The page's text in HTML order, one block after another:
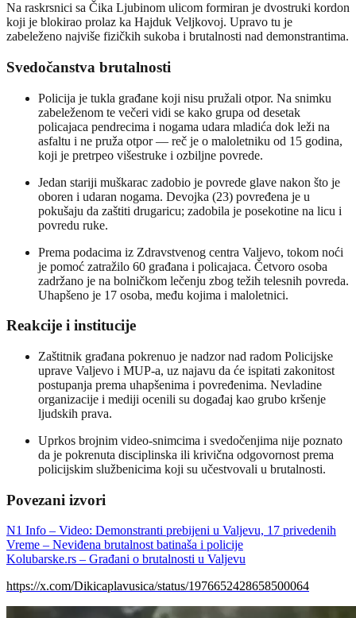
Na raskrsnici sa Čika Ljubinom ulicom formiran je dvostruki kordon
koji je blokirao prolaz ka Hajduk Veljkovoj. Upravo tu je
zabeleženo najviše fizičkih sukoba i brutalnosti nad demonstrantima.
Svedočanstva brutalnosti
Policija je tukla građane koji nisu pružali otpor. Na snimku
zabeleženom te večeri vidi se kako grupa od desetak
policajaca pendrecima i nogama udara mladića dok leži na
asfaltu i ne pruža otpor — reč je o maloletniku od 15 godina,
koji je pretrpeo višestruke i ozbiljne povrede.
Jedan stariji muškarac zadobio je povrede glave nakon što je
oboren i udaran nogama. Devojka (23) povređena je u
pokušaju da zaštiti drugaricu; zadobila je posekotine na licu i
povredu ruke.
Prema podacima iz Zdravstvenog centra Valjevo, tokom noći
je pomoć zatražilo 60 građana i policajaca. Četvoro osoba
zadržano je na bolničkom lečenju zbog težih telesnih povreda.
Uhapšeno je 17 osoba, među kojima i maloletnici.
Reakcije i institucije
Zaštitnik građana pokrenuo je nadzor nad radom Policijske
uprave Valjevo i MUP-a, uz najavu da će ispitati zakonitost
postupanja prema uhapšenima i povređenima. Nevladine
organizacije i mediji ocenili su događaj kao grubo kršenje
ljudskih prava.
Uprkos brojnim video-snimcima i svedočenjima nije poznato
da je pokrenuta disciplinska ili krivična odgovornost prema
policijskim službenicima koji su učestvovali u brutalnosti.
Povezani izvori
N1 Info – Video: Demonstranti prebijeni u Valjevu, 17 privedenih
Vreme – Neviđena brutalnost batinaša i policije
Kolubarske.rs – Građani o brutalnosti u Valjevu
https://x.com/Dikicaplavusica/status/1976652428658500064